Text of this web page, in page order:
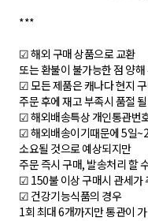
***
☑ 해외 구매 상품으로 교환
또는 환불이 불가능한 점 양
☑ 모든 제품은 캐나다 현지
주문 후에 재고 부족시 품절
☑ 해외배송특상 개인통관번
☑ 해외배송이기때문에 5일
소요될 것으로 예상되지만
주문 즉시 구매, 발송처리 할
☑ 150불 이상 구매시 관세가
☑ 건강기능식품의 경우
1회 최대 6개까지만 통관이